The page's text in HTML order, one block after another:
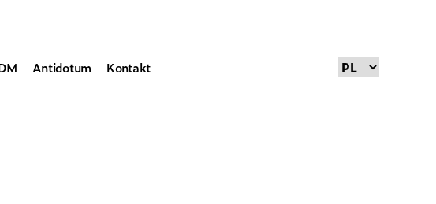
Antidotum Kontakt